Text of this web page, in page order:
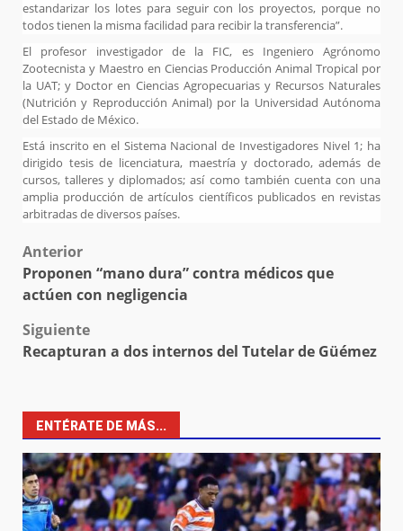
estandarizar los lotes para seguir con los proyectos, porque no
todos tienen la misma facilidad para recibir la transferencia”.
El profesor investigador de la FIC, es Ingeniero Agrónomo
Zootecnista y Maestro en Ciencias Producción Animal Tropical por
la UAT; y Doctor en Ciencias Agropecuarias y Recursos Naturales
(Nutrición y Reproducción Animal) por la Universidad Autónoma
del Estado de México.
Está inscrito en el Sistema Nacional de Investigadores Nivel 1; ha
dirigido tesis de licenciatura, maestría y doctorado, además de
cursos, talleres y diplomados; así como también cuenta con una
amplia producción de artículos científicos publicados en revistas
arbitradas de diversos países.
Post
navigation
Anterior
Proponen “mano dura” contra médicos que
actúen con negligencia
Siguiente
Recapturan a dos internos del Tutelar de Güémez
ENTÉRATE DE MÁS...